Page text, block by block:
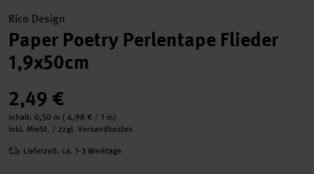
Rico Design
Paper Poetry Perlentape Flieder
1,9x50cm
2,49 €
Inhalt: 0,50 m (4,98 € / 1 m)
inkl. MwSt. / zzgl. Versandkosten
Lieferzeit: ca. 1-3 Werktage